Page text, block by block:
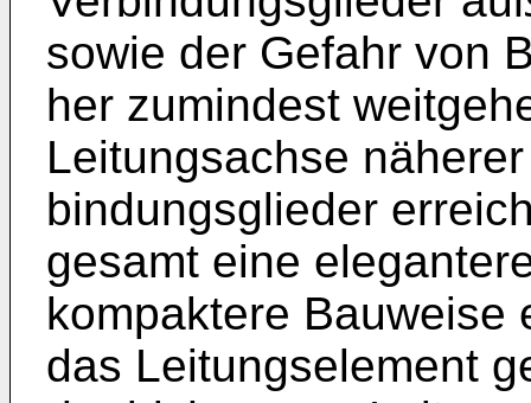
sowie der Gefahr von
her zumindest
Leitungsachse
bindungsglieder
gesamt eine
kompaktere Bauweise
das Leitungselement